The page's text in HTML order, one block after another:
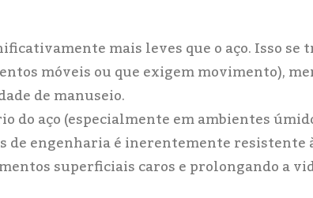
mais leves que o aço. Isso se
móveis ou que exigem movimento),
de manuseio.
do aço (especialmente em ambientes
de engenharia é inerentemente resistente
superficiais caros e prolongando a